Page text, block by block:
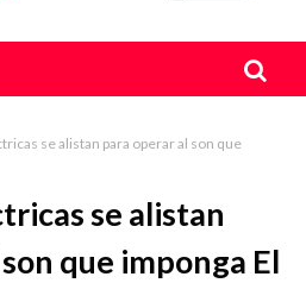
se alistan para operar al son que
se alistan
que imponga El